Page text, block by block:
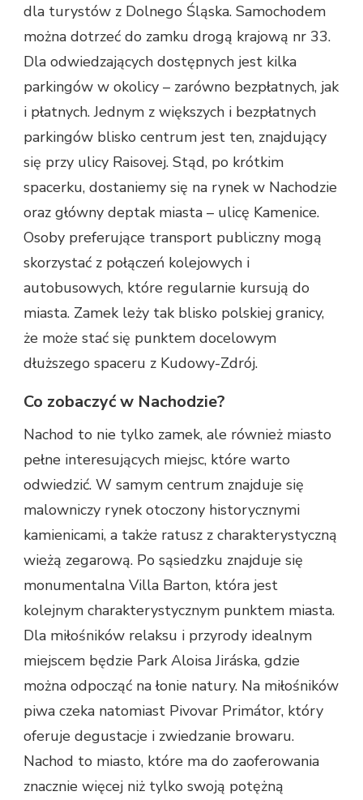
dla turystów z Dolnego Śląska. Samochodem
można dotrzeć do zamku drogą krajową nr 33.
Dla odwiedzających dostępnych jest kilka
parkingów w okolicy – zarówno bezpłatnych, jak
i płatnych. Jednym z większych i bezpłatnych
parkingów blisko centrum jest ten, znajdujący
się przy ulicy Raisovej. Stąd, po krótkim
spacerku, dostaniemy się na rynek w Nachodzie
oraz główny deptak miasta – ulicę Kamenice.
Osoby preferujące transport publiczny mogą
skorzystać z połączeń kolejowych i
autobusowych, które regularnie kursują do
miasta. Zamek leży tak blisko polskiej granicy,
że może stać się punktem docelowym
dłuższego spaceru z Kudowy-Zdrój.
Co zobaczyć w Nachodzie?
Nachod to nie tylko zamek, ale również miasto
pełne interesujących miejsc, które warto
odwiedzić. W samym centrum znajduje się
malowniczy rynek otoczony historycznymi
kamienicami, a także ratusz z charakterystyczną
wieżą zegarową. Po sąsiedzku znajduje się
monumentalna Villa Barton, która jest
kolejnym charakterystycznym punktem miasta.
Dla miłośników relaksu i przyrody idealnym
miejscem będzie Park Aloisa Jiráska, gdzie
można odpocząć na łonie natury. Na miłośników
piwa czeka natomiast Pivovar Primátor, który
oferuje degustacje i zwiedzanie browaru.
Nachod to miasto, które ma do zaoferowania
znacznie więcej niż tylko swoją potężną